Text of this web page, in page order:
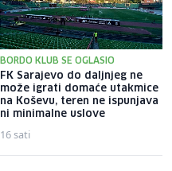
BORDO KLUB SE OGLASIO
FK Sarajevo do daljnjeg ne
može igrati domaće utakmice
na Koševu, teren ne ispunjava
ni minimalne uslove
16 sati